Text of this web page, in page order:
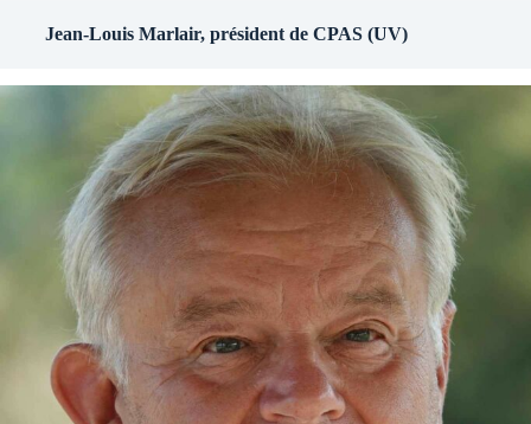
Jean-Louis Marlair, président de CPAS (UV)